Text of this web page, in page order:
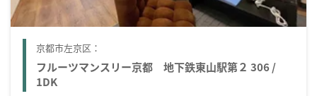
京都市左京区：
フルーツマンスリー京都 地下鉄東山駅第２ 306 /
1DK